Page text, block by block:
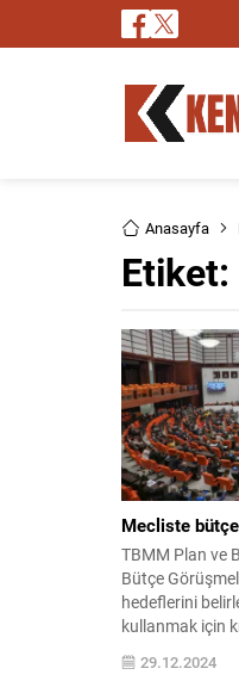
Anasayfa
Etiket:
Mecliste
TBMM Plan ve
Bütçe
hedeflerini
kullanmak için
Bu süreçteki
kararları takip
29.12.2024